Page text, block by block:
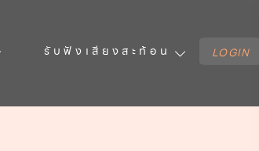
รับฟังเสียงสะท้อน LOGIN